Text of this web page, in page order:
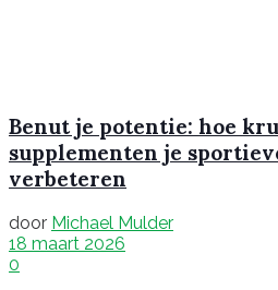
Benut je potentie: hoe
supplementen je
verbeteren
door Michael Mulder
18 maart 2026
0